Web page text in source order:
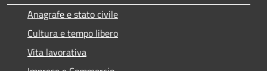
Anagrafe e stato civile
Cultura e tempo libero
Vita lavorativa